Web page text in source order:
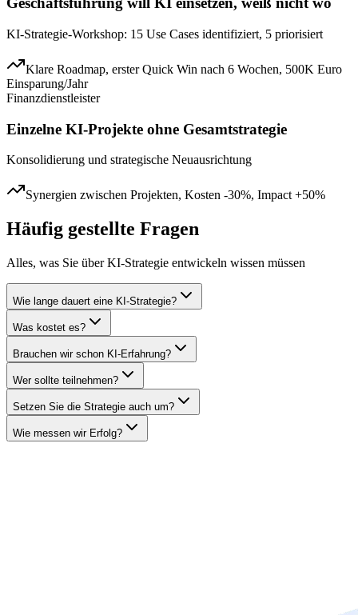
KI-Strategie-Workshop: 15 Use Cases identifiziert, 5 priorisiert
Klare Roadmap, erster Quick Win nach 6 Wochen, 500K Euro
Einsparung/Jahr
Finanzdienstleister
Einzelne KI-Projekte ohne Gesamtstrategie
Konsolidierung und strategische Neuausrichtung
Synergien zwischen Projekten, Kosten -30%, Impact +50%
Häufig gestellte Fragen
Alles, was Sie überKI-Strategie entwickeln wissen müssen
Wie lange dauert eine KI-Strategie?
Was kostet es?
Brauchen wir schon KI-Erfahrung?
Wer sollte teilnehmen?
Setzen Sie die Strategie auch um?
Wie messen wir Erfolg?